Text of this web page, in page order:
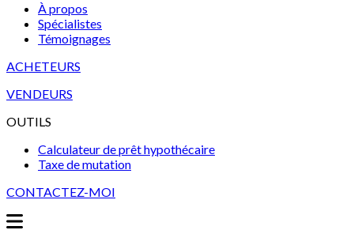
À propos
Spécialistes
Témoignages
ACHETEURS
VENDEURS
OUTILS
Calculateur de prêt hypothécaire
Taxe de mutation
CONTACTEZ-MOI